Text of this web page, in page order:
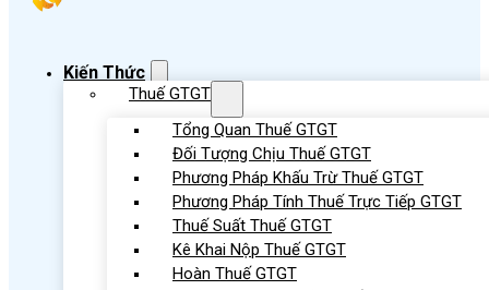
Kiến Thức
Thuế GTGT
Tổng Quan Thuế GTGT
Đối Tượng Chịu Thuế GTGT
Phương Pháp Khấu Trừ Thuế GTGT
Phương Pháp Tính Thuế Trực Tiếp GTGT
Thuế Suất Thuế GTGT
Kê Khai Nộp Thuế GTGT
Hoàn Thuế GTGT